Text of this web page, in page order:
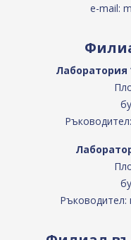
e-mail:
Лаборатория
Ръководител: